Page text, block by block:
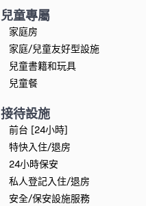
兒童專屬
家庭房
家庭/兒童友好型設施
兒童書籍和玩具
兒童餐
接待設施
前台 [24小時]
特快入住/退房
24小時保安
私人登記入住/退房
安全/保安設施服務